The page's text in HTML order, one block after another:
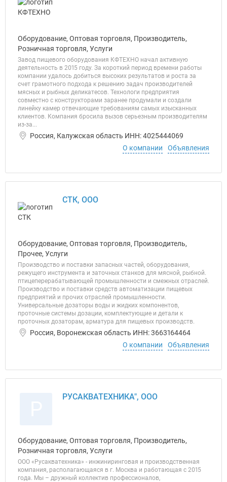
Оборудование, Оптовая торговля, Производитель,
Розничная торговля, Услуги
Завод пищевого оборудования КФТЕХНО начал активную
деятельность в 2015 году. За короткий период времени работы
компании удалось добиться высоких результатов и роста за
счет грамотного подхода к решению задач производителей
мясных и рыбных деликатесов. Технологи предприятия
совместно с конструкторами заранее продумали и создали
линейку камер отвечающие требованиям самых изысканных
клиентов. Компания бросила вызов серьезным производителям
из-за...
Россия, Калужская область ИНН: 4025444069
О компании
Объявления
СТК, ООО
Оборудование, Оптовая торговля, Производитель,
Прочее, Услуги
Производство и поставки запасных частей, оборудования,
режущего инструмента и заточных станков для мясной, рыбной.
птицеперерабатывающей промышленности и смежных отраслей.
Производство и поставки средств автоматизации пищевых
предприятий и прочих отраслей промышленности.
Универсальные дозаторы воды и жидких компонентов,
проточные системы дозации, комплектующие и детали к
проточных дозаторам, арматура для пищевых производств.
Россия, Воронежская область ИНН: 3663164464
О компании
Объявления
РУСАКВАТЕХНИКА", ООО
Оборудование, Оптовая торговля, Производитель,
Розничная торговля, Услуги
ООО «Русакватехника» - инжиниринговая и производственная
компания, располагающаяся в г. Москва и работающая с 2015
года. Мы – дружный коллектив профессионалов,